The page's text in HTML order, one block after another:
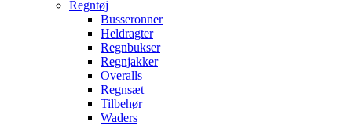
Regntøj
Busseronner
Heldragter
Regnbukser
Regnjakker
Overalls
Regnsæt
Tilbehør
Waders